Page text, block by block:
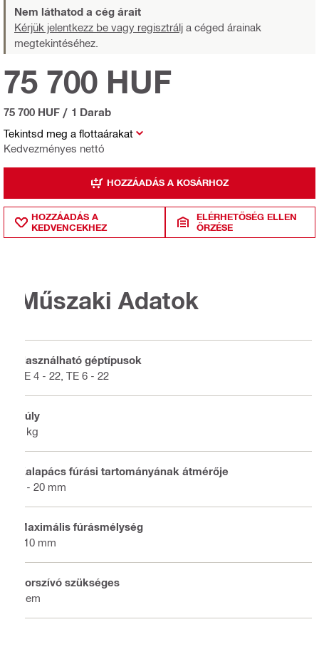
Nem láthatod a cég árait
Kérjük jelentkezz be vagy regisztrálj a céged árainak
megtekintéséhez.
Tekintsd meg a flottaárakat
Kedvezményes nettó
75 700 HUF
75 700 HUF / 1 Darab
HOZZÁADÁS A KOSÁRHOZ
HOZZÁADÁS A
KEDVENCEKHEZ
ELÉRHETŐSÉG ELLEN
ŐRZÉSE
Műszaki Adatok
Használható géptípusok
TE 4 - 22, TE 6 - 22
Súly
1 kg
Kalapács fúrási tartományának átmérője
4 - 20 mm
Maximális fúrásmélység
110 mm
Porszívó szükséges
Nem